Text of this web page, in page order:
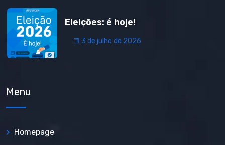
Eleições: é hoje!
3 de julho de 2026
Menu
Homepage